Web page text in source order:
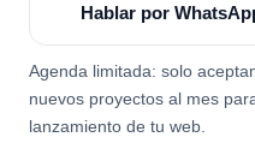
Hablar por
Agenda limitada: solo
nuevos proyectos al mes
lanzamiento de tu web.